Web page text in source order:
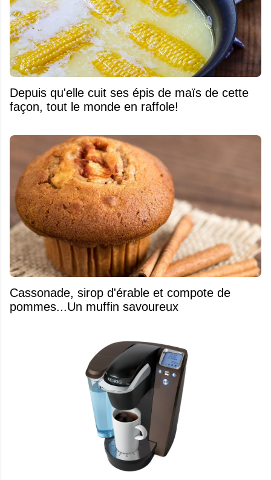
Depuis qu'elle cuit ses épis de maïs de cette
façon, tout le monde en raffole!
​Cassonade, sirop d'érable et compote de
pommes...Un muffin savoureux